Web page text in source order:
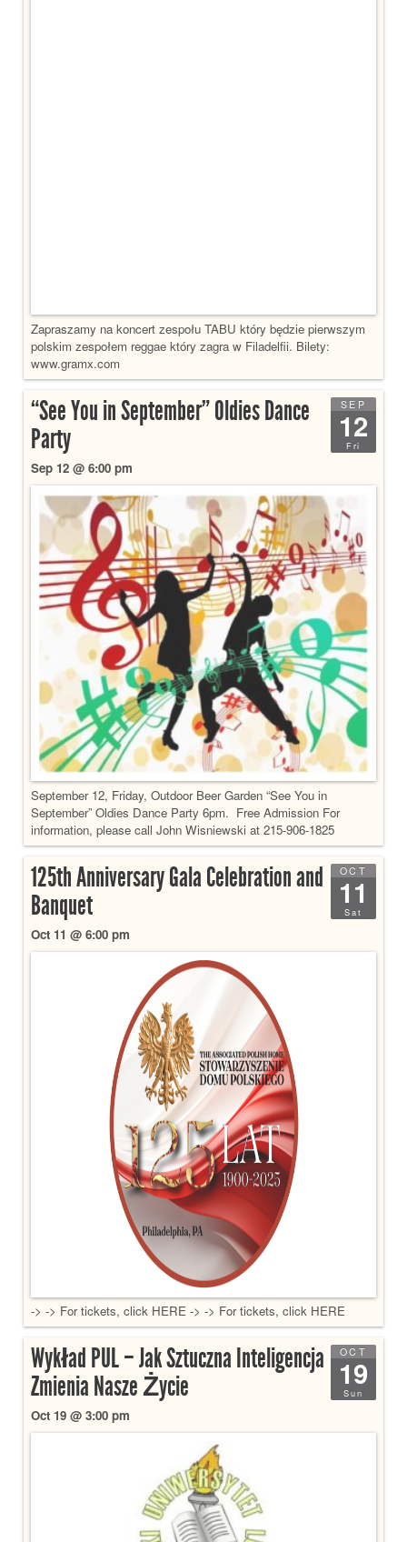
Zapraszamy na koncert zespołu TABU który będzie pierwszym
polskim zespołem reggae który zagra w Filadelfii. Bilety:
www.gramx.com
SEP
12
Fri
“See You in September” Oldies Dance
Party
Sep 12 @ 6:00 pm
September 12, Friday, Outdoor Beer Garden “See You in
September” Oldies Dance Party 6pm. Free Admission For
information, please call John Wisniewski at 215-906-1825
OCT
11
Sat
125th Anniversary Gala Celebration and
Banquet
Oct 11 @ 6:00 pm
-> -> For tickets, click HERE -> -> For tickets, click HERE
OCT
19
Sun
Wykład PUL – Jak Sztuczna Inteligencja
Zmienia Nasze Życie
Oct 19 @ 3:00 pm